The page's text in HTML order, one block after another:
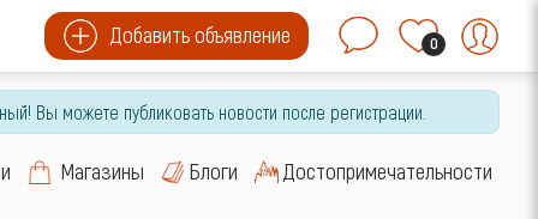
Добавить объявление 0
Вы можете публиковать новости после регистрации.
Магазины Блоги Достопримечательности